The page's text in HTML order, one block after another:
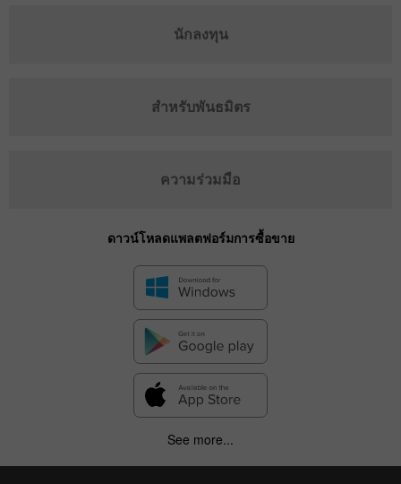
นักลงทุน
สำหรับพันธมิตร
ความร่วมมือ
ดาวน์โหลดแพลตฟอร์มการซื้อขาย
See more...